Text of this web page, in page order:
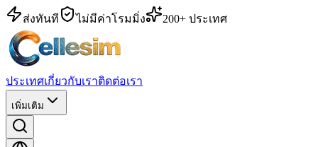
ส่งทันที ไม่มีค่าโรมมิ่ง 200+ ประเทศ
ประเทศเกี่ยวกับเราติดต่อเรา
เพิ่มเติม